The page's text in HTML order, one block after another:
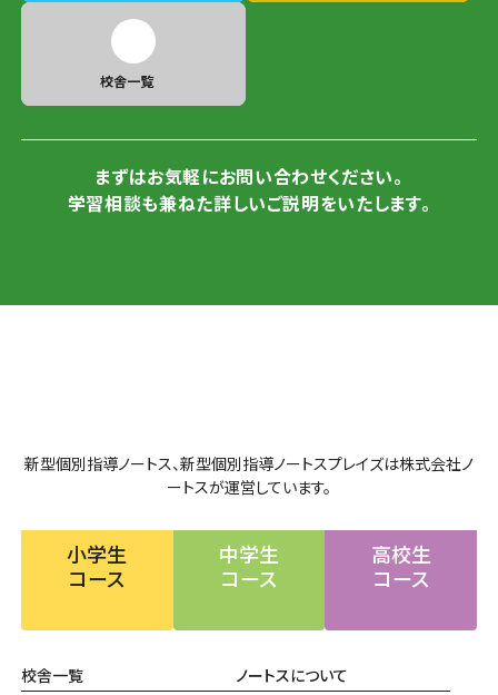
校舎一覧
まずはお気軽にお問い合わせください。
学習相談も兼ねた詳しいご説明をいたします。
新型個別指導ノートス、新型個別指導ノートスプレイズは株式会社ノ
ートスが運営しています。
小学生
コース
中学生
コース
高校生
コース
校舎一覧
ノートスについて